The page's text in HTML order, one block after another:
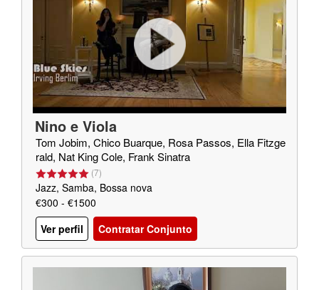
Nino e Viola
Tom Jobim, Chico Buarque, Rosa Passos, Ella Fitzge
rald, Nat King Cole, Frank Sinatra
(7)
Jazz, Samba, Bossa nova
€300 - €1500
Ver perfil
Contratar Conjunto